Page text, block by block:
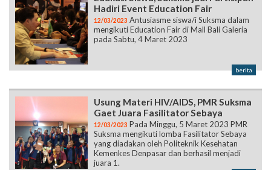
Hadiri Event Education Fair
12/03/2023 Antusiasme siswa/i Suksma dalam
mengikuti Education Fair di Mall Bali Galeria
pada Sabtu, 4 Maret 2023
berita
Usung Materi HIV/AIDS, PMR Suksma
Gaet Juara Fasilitator Sebaya
12/03/2023 Pada Minggu, 5 Maret 2023 PMR
Suksma mengikuti lomba Fasilitator Sebaya
yang diadakan oleh Politeknik Kesehatan
Kemenkes Denpasar dan berhasil menjadi
juara 1.